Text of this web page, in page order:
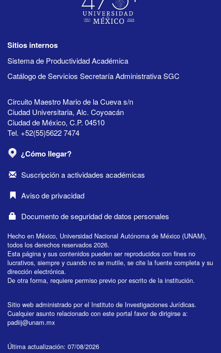
Sitios internos
Sistema de Productividad Académica
Catálogo de Servicios Secretaría Administrativa SGC
Circuito Maestro Mario de la Cueva s/n
Ciudad Universitaria, Alc. Coyoacán
Ciudad de México, C.P. 04510
Tel. +52(55)5622 7474
¿Cómo llegar?
Suscripción a actividades académicas
Aviso de privacidad
Documento de seguridad de datos personales
Hecho en México, Universidad Nacional Autónoma de México (UNAM),
todos los derechos reservados 2026.
Esta página y sus contenidos pueden ser reproducidos con fines no
lucrativos, siempre y cuando no se mutile, se cite la fuente completa y su
dirección electrónica.
De otra forma, requiere permiso previo por escrito de la institución.
Sitio web administrado por el Instituto de Investigaciones Jurídicas.
Cualquier asunto relacionado con este portal favor de dirigirse a:
padiij@unam.mx
Última actualización: 07/08/2026